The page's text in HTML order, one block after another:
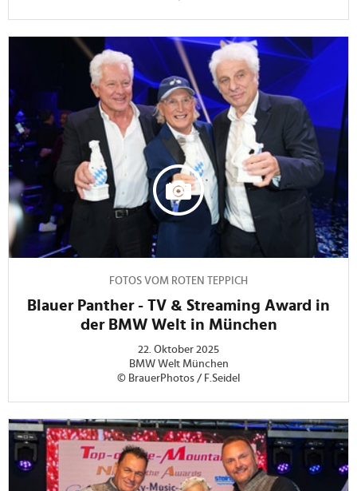
FOTOS VOM ROTEN TEPPICH
Blauer Panther - TV & Streaming Award in
der BMW Welt in München
22. Oktober 2025
BMW Welt München
© BrauerPhotos / F.Seidel